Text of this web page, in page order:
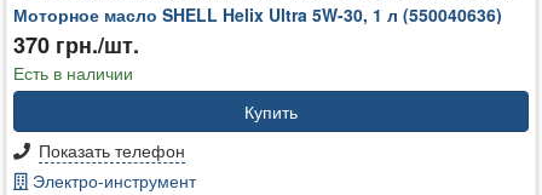
Моторное масло SHELL Helix Ultra 5W-30, 1 л (550040636)
370 грн./шт.
Есть в наличии
Купить
Показать телефон
Электро-инструмент